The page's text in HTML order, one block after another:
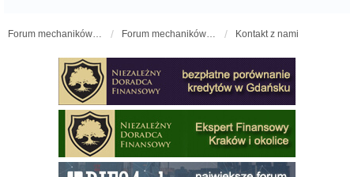
Kontakt z nami